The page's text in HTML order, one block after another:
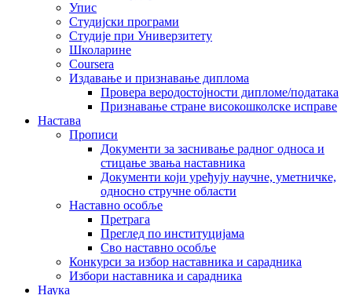
Упис
Студијски програми
Студије при Универзитету
Школарине
Coursera
Издавање и признавање диплома
Провера веродостојности дипломе/података
Признавање стране високошколске исправе
Настава
Прописи
Документи за заснивање радног односа и
стицање звања наставника
Документи који уређују научне, уметничке,
односно стручне области
Наставно особље
Претрага
Преглед по институцијама
Сво наставно особље
Конкурси за избор наставника и сарадника
Избори наставника и сарадника
Наука